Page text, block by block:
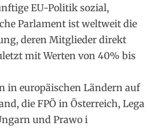
EU-Politik sozial,
Parlament ist weltweit die
deren Mitglieder direkt
mit Werten von 40% bis
in europäischen Ländern auf
die FPÖ in Österreich, Lega
und Prawo i